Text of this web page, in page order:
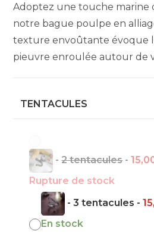
Adoptez une touche marine
notre bague poulpe en
texture envoûtante évoque
pieuvre enroulée autour de
TENTACULES
-2 tentacules-
Rupture de stock
-3 tentacules -
En stock